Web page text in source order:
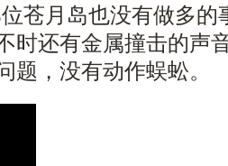
苍月岛也没有做多的
时还有金属撞击的声
题，没有动作蜈蚣。